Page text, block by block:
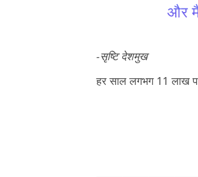
और
-सृष्टि देशमुख
हर साल लगभग 11 लाख